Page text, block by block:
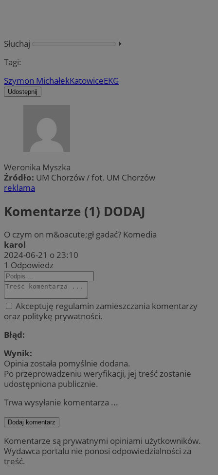
Słuchaj
⏵︎
Tagi:
Szymon MichałekKatowiceEKG
Udostępnij
Weronika Myszka
Źródło: UM Chorzów / fot. UM Chorzów
reklama
Komentarze (1) DODAJ
O czym on m&oacute;gł gadać? Komedia
karol
2024-06-21 o 23:10
1 Odpowiedz
Akceptuję regulamin zamieszczania komentarzy
oraz politykę prywatności.
Błąd:
Wynik:
Opinia została pomyślnie dodana.
Po przeprowadzeniu weryfikacji, jej treść zostanie
udostępniona publicznie.
Trwa wysyłanie komentarza ...
Dodaj komentarz
Komentarze są prywatnymi opiniami użytkowników.
Wydawca portalu nie ponosi odpowiedzialności za
treść.